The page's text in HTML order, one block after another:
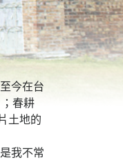
今在台
春耕
土地的
我不常